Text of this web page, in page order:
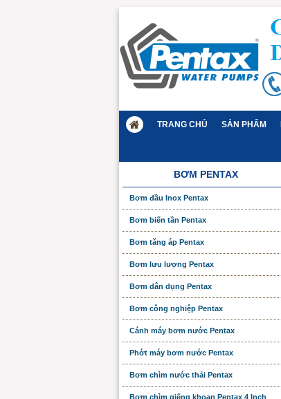
TRANG CHỦ SẢN PHẨM
BƠM PENTAX
Bơm đầu Inox Pentax
Bơm biến tần Pentax
Bơm tăng áp Pentax
Bơm lưu lượng Pentax
Bơm dân dụng Pentax
Bơm công nghiệp Pentax
Cánh máy bơm nước Pentax
Phớt máy bơm nước Pentax
Bơm chìm nước thải Pentax
Bơm chìm giếng khoan Pentax 4 Inch